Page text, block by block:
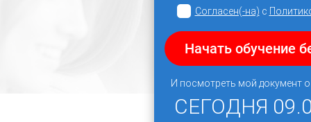
Согласен(-на) с
Начать обучение
И посмотреть мой документ
СЕГОДНЯ